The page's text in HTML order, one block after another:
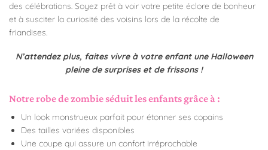
des célébrations. Soyez prêt à voir votre petite éclore de bonheur
et à susciter la curiosité des voisins lors de la récolte de
friandises.
N’attendez plus, faites vivre à votre enfant une Halloween
pleine de surprises et de frissons !
Notre robe de zombie séduit les enfants grâce à :
Un look monstrueux parfait pour étonner ses copains
Des tailles variées disponibles
Une coupe qui assure un confort irréprochable